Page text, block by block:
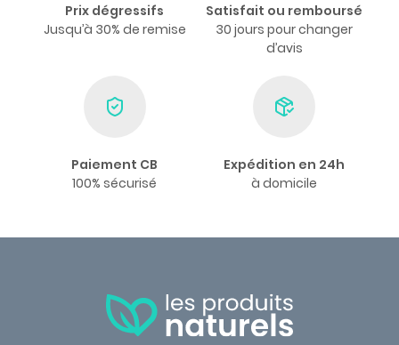
Prix dégressifs
Jusqu’à 30% de remise
Satisfait ou remboursé
30 jours pour changer
d’avis
Paiement CB
100% sécurisé
Expédition en 24h
à domicile